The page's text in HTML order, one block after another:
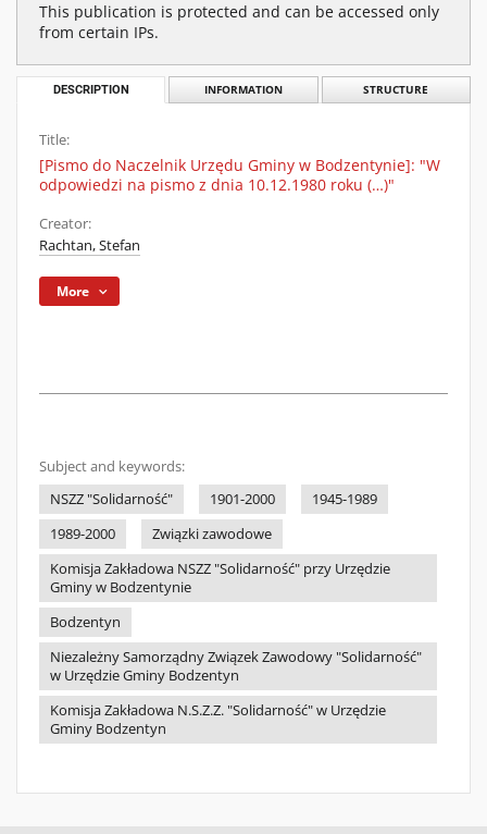
This publication is protected and can be accessed only
from certain IPs.
DESCRIPTION INFORMATION STRUCTURE
Title:
[Pismo do Naczelnik Urzędu Gminy w Bodzentynie]: "W
odpowiedzi na pismo z dnia 10.12.1980 roku (…)"
Creator:
Rachtan, Stefan
More
Subject and keywords:
NSZZ "Solidarność"
1901-2000
1945-1989
1989-2000
Związki zawodowe
Komisja Zakładowa NSZZ "Solidarność" przy Urzędzie
Gminy w Bodzentynie
Bodzentyn
Niezależny Samorządny Związek Zawodowy "Solidarność"
w Urzędzie Gminy Bodzentyn
Komisja Zakładowa N.S.Z.Z. "Solidarność" w Urzędzie
Gminy Bodzentyn